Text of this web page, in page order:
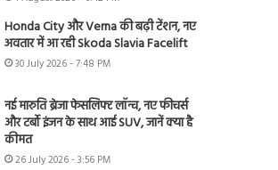
Honda City और Verna की बढ़ी टेंशन, नए
अवतार में आ रही Skoda Slavia Facelift
30 July 2026 - 7:48 PM
नई मारुति ब्रेजा फेसलिफ्ट लॉन्च, नए फीचर्स
और टर्बो इंजन के साथ आई SUV, जानें क्या है
कीमत
26 July 2026 - 3:56 PM